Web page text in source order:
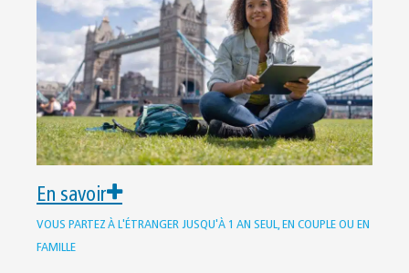
En savoir
VOUS PARTEZ À L'ÉTRANGER JUSQU'À 1 AN SEUL, EN COUPLE OU EN
FAMILLE